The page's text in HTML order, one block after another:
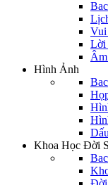
Lời
Hình Ảnh
Khoa Học Đời